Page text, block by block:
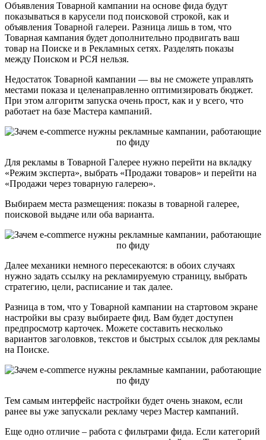
Объявления Товарной кампании на основе фида будут
показываться в карусели под поисковой строкой, как и
объявления Товарной галереи. Разница лишь в том, что
Товарная кампания будет дополнительно продвигать ваш
товар на Поиске и в Рекламных сетях. Разделять показы
между Поиском и РСЯ нельзя.
Недостаток Товарной кампании — вы не сможете управлять
местами показа и целенаправленно оптимизировать бюджет.
При этом алгоритм запуска очень прост, как и у всего, что
работает на базе Мастера кампаний.
Для рекламы в Товарной Галерее нужно перейти на вкладку
«Режим эксперта», выбрать «Продажи товаров» и перейти на
«Продажи через товарную галерею».
Выбираем места размещения: показы в товарной галерее,
поисковой выдаче или оба варианта.
Далее механики немного пересекаются: в обоих случаях
нужно задать ссылку на рекламируемую страницу, выбрать
стратегию, цели, расписание и так далее.
Разница в том, что у Товарной кампании на стартовом экране
настройки вы сразу выбираете фид. Вам будет доступен
предпросмотр карточек. Можете составить несколько
вариантов заголовков, текстов и быстрых ссылок для рекламы
на Поиске.
Тем самым интерфейс настройки будет очень знаком, если
ранее вы уже запускали рекламу через Мастер кампаний.
Еще одно отличие – работа с фильтрами фида. Если категорий